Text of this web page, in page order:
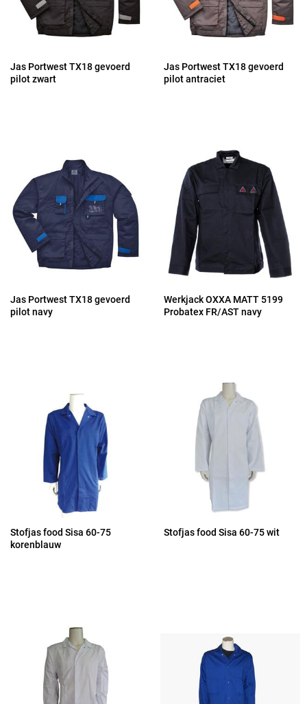
Jas Portwest TX18 gevoerd
pilot zwart
Jas Portwest TX18 gevoerd
pilot antraciet
Jas Portwest TX18 gevoerd
pilot navy
Werkjack OXXA MATT 5199
Probatex FR/AST navy
Stofjas food Sisa 60-75
korenblauw
Stofjas food Sisa 60-75 wit